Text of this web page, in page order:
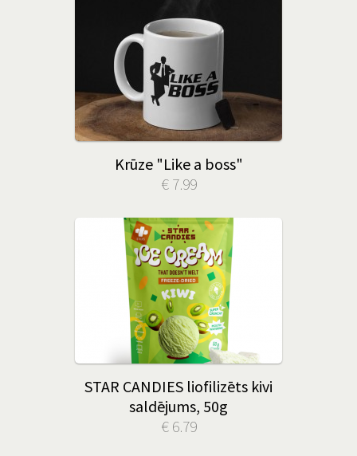
Krūze "Like a boss"
€ 7.99
STAR CANDIES liofilizēts kivi
saldējums, 50g
€ 6.79